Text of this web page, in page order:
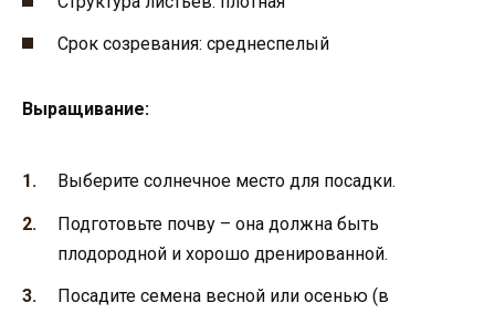
Срок созревания: среднеспелый
Выращивание:
Выберите солнечное место для посадки.
Подготовьте почву – она должна быть
плодородной и хорошо дренированной.
Посадите семена весной или осенью (в